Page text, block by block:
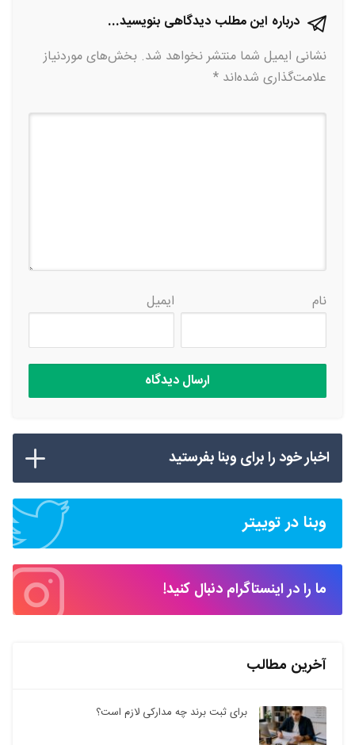
درباره این مطلب دیدگاهی بنویسید...
نشانی ایمیل شما منتشر نخواهد شد. بخش‌های موردنیاز
علامت‌گذاری شده‌اند *
نام ایمیل
اخبار خود را برای وبنا بفرستید
وبنا در توییتر
ما را در اینستاگرام دنبال کنید!
آخرین مطالب
برای ثبت برند چه مدارکی لازم است؟